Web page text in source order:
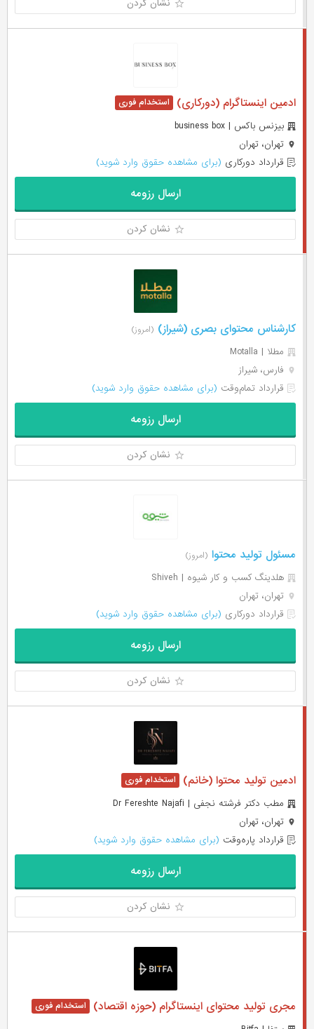
نشان کردن
ادمین اینستاگرام (دورکاری)
بیزنس باکس | business box
تهران، تهران
قرارداد دورکاری (برای مشاهده حقوق وارد شوید)
ارسال رزومه
نشان کردن
کارشناس محتوای بصری (شیراز) (امروز)
مطلا | Motalla
فارس، شیراز
قرارداد تمام‌وقت (برای مشاهده حقوق وارد شوید)
ارسال رزومه
نشان کردن
مسئول تولید محتوا (امروز)
هلدینگ کسب و کار‌ شیوه | Shiveh
تهران، تهران
قرارداد دورکاری (برای مشاهده حقوق وارد شوید)
ارسال رزومه
نشان کردن
ادمین تولید محتوا (خانم)
مطب دکتر فرشته نجفی | Dr Fereshte Najafi
تهران، تهران
قرارداد پاره‌وقت (برای مشاهده حقوق وارد شوید)
ارسال رزومه
نشان کردن
مجری تولید محتوای اینستاگرام (حوزه اقتصاد)